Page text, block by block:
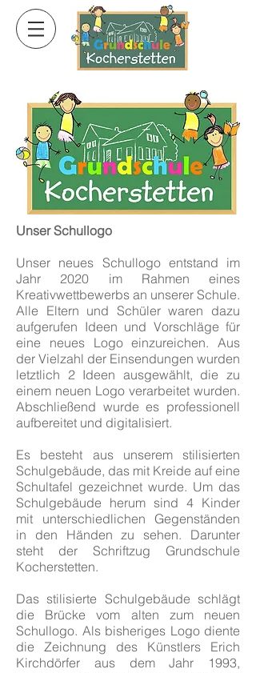
Unser Schullogo
Unser neues Schullogo entstand im
Jahr 2020 im Rahmen eines
Kreativwettbewerbs an unserer Schule.
Alle Eltern und Schüler waren dazu
aufgerufen Ideen und Vorschläge für
eine neues Logo einzureichen. Aus
der Vielzahl der Einsendungen wurden
letztlich 2 Ideen ausgewählt, die zu
einem neuen Logo verarbeitet wurden.
Abschließend wurde es professionell
aufbereitet und digitalisiert.
Es besteht aus unserem stilisierten
Schulgebäude, das mit Kreide auf eine
Schultafel gezeichnet wurde. Um das
Schulgebäude herum sind 4 Kinder
mit unterschiedlichen Gegenständen
in den Händen zu sehen. Darunter
steht der Schriftzug Grundschule
Kocherstetten.
Das stilisierte Schulgebäude schlägt
die Brücke vom alten zum neuen
Schullogo. Als bisheriges Logo diente
die Zeichnung des Künstlers Erich
Kirchdörfer aus dem Jahr 1993,